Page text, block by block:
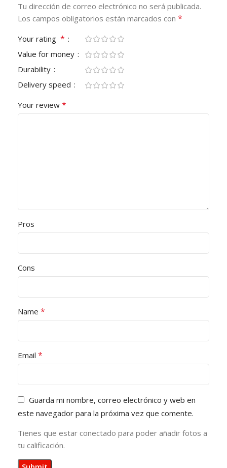
Tu dirección de correo electrónico no será publicada.
Los campos obligatorios están marcados con *
Your rating *
Value for money
Durability
Delivery speed
Your review *
Pros
Cons
Name *
Email *
Guarda mi nombre, correo electrónico y web en
este navegador para la próxima vez que comente.
Tienes que estar conectado para poder añadir fotos a
tu calificación.